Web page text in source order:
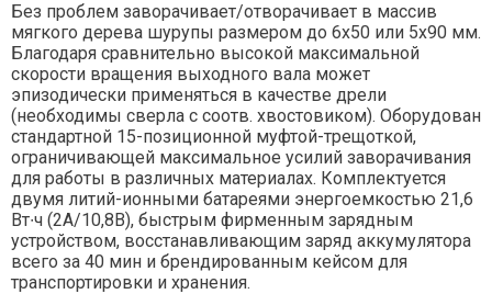
Без проблем заворачивает/отворачивает в массив
мягкого дерева шурупы размером до 6х50 или 5х90 мм.
Благодаря сравнительно высокой максимальной
скорости вращения выходного вала может
эпизодически применяться в качестве дрели
(необходимы сверла с соотв. хвостовиком). Оборудован
стандартной 15-позиционной муфтой-трещоткой,
ограничивающей максимальное усилий заворачивания
для работы в различных материалах. Комплектуется
двумя литий-ионными батареями энергоемкостью 21,6
Вт∙ч (2А/10,8В), быстрым фирменным зарядным
устройством, восстанавливающим заряд аккумулятора
всего за 40 мин и брендированным кейсом для
транспортировки и хранения.